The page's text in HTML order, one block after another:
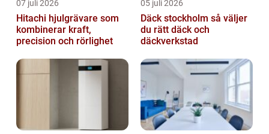
07 juli 2026
Hitachi hjulgrävare som
kombinerar kraft,
precision och rörlighet
05 juli 2026
Däck stockholm så väljer
du rätt däck och
däckverkstad